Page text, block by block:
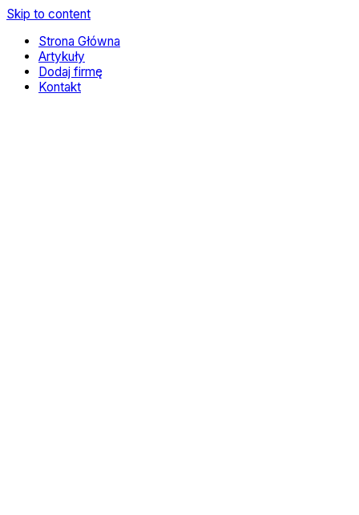
Skip to content
Strona Główna
Artykuły
Dodaj firmę
Kontakt